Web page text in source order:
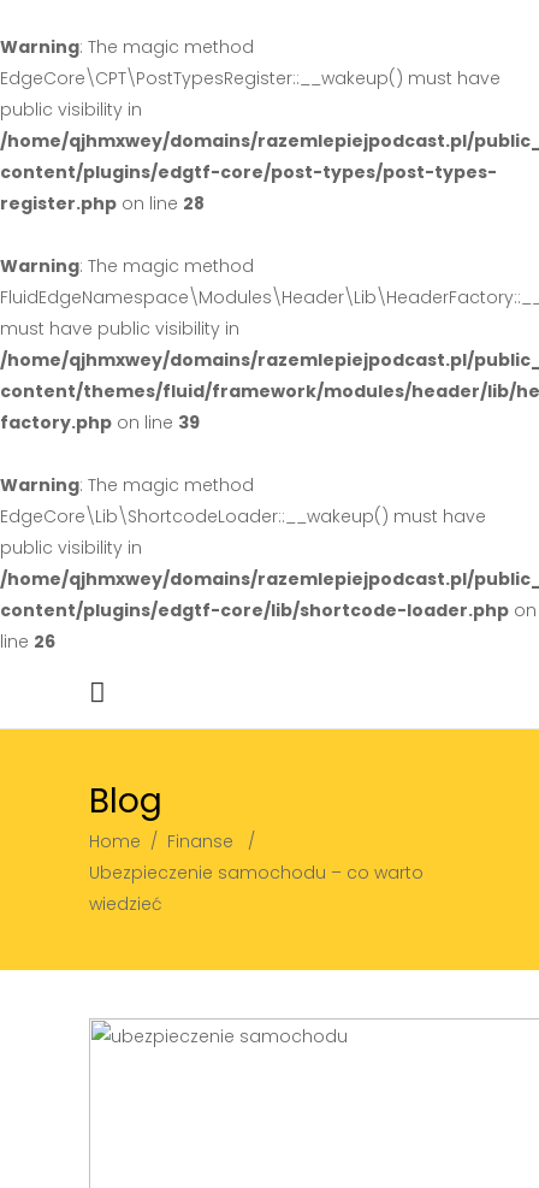
Warning: The magic method
EdgeCore\CPT\PostTypesRegister::__wakeup() must have
public visibility in
/home/qjhmxwey/domains/razemlepiejpodcast.pl/
content/plugins/edgtf-core/post-types/post-types-
register.php on line 28
Warning: The magic method
must have public visibility in
/home/qjhmxwey/domains/razemlepiejpodcast.pl/
content/themes/fluid/framework/modules/header/lib/
factory.php on line 39
Warning: The magic method
EdgeCore\Lib\ShortcodeLoader::__wakeup() must have
public visibility in
/home/qjhmxwey/domains/razemlepiejpodcast.pl/
content/plugins/edgtf-core/lib/shortcode-loader.php on
line 26
Blog
Home / Finanse
/
Ubezpieczenie samochodu – co warto
wiedzieć